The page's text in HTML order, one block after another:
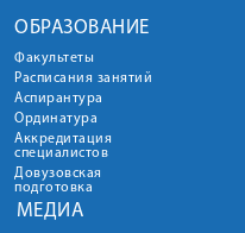
ОБРАЗОВАНИЕ
Факультеты
Расписания занятий
Аспирантура
Ординатура
Аккредитация
специалистов
Довузовская
подготовка
МЕДИА